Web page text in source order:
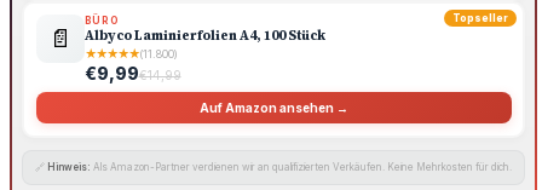
Topseller
📄
BÜRO
Albyco Laminierfolien A4, 100 Stück
★★★★★(11.800)
€9,99€14,99
Auf Amazon ansehen →
🔗 Hinweis: Als Amazon-Partner verdienen wir an qualifizierten Verkäufen. Keine Mehrkosten für dich.